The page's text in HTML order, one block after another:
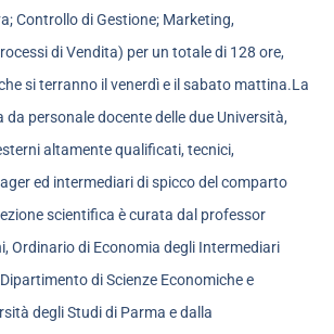
Controllo di Gestione; Marketing,
di Vendita) per un totale di 128 ore,
si terranno il venerdì e il sabato mattina.La
personale docente delle due Università,
altamente qualificati, tecnici,
ed intermediari di spicco del comparto
scientifica è curata dal professor
Ordinario di Economia degli Intermediari
di Scienze Economiche e
degli Studi di Parma e dalla